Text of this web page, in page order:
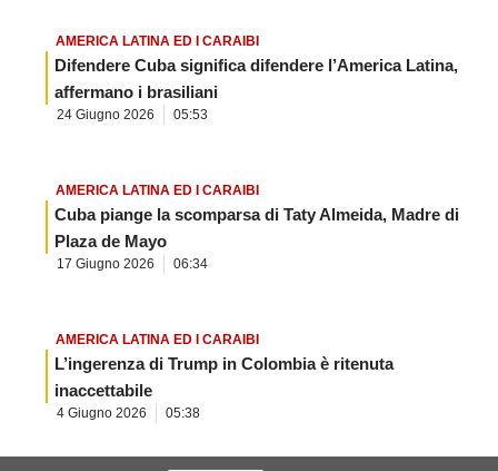
AMERICA LATINA ED I CARAIBI
Difendere Cuba significa difendere l’America Latina,
affermano i brasiliani
24 Giugno 2026 05:53
AMERICA LATINA ED I CARAIBI
Cuba piange la scomparsa di Taty Almeida, Madre di
Plaza de Mayo
17 Giugno 2026 06:34
AMERICA LATINA ED I CARAIBI
L’ingerenza di Trump in Colombia è ritenuta
inaccettabile
4 Giugno 2026 05:38